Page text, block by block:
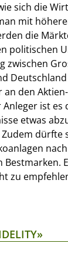
sich die
mit
die
politischen
zwischen
den
Anleger ist
etwas
dürfte
Bestmarken.
zu